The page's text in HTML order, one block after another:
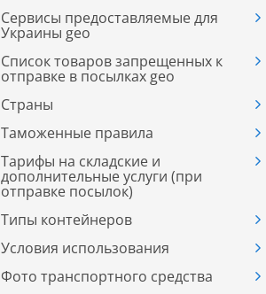
Сервисы предоставляемые для
Украины geo
Список товаров запрещенных к
отправке в посылках geo
Страны
Таможенные правила
Тарифы на складские и
дополнительные услуги (при
отправке посылок)
Типы контейнеров
Условия использования
Фото транспортного средства